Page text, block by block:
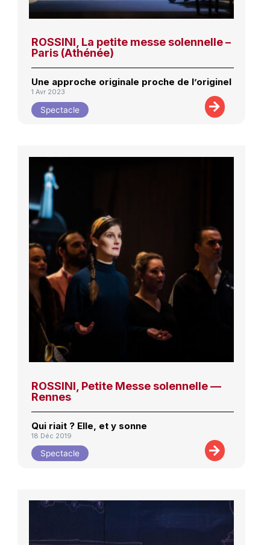
ROSSINI, La petite messe solennelle –
Paris (Athénée)
Une approche originale proche de l’originel
1 Avr 2023
Spectacle
ROSSINI, Petite Messe solennelle —
Rennes
Qui riait ? Elle, et y sonne
18 Déc 2019
Spectacle